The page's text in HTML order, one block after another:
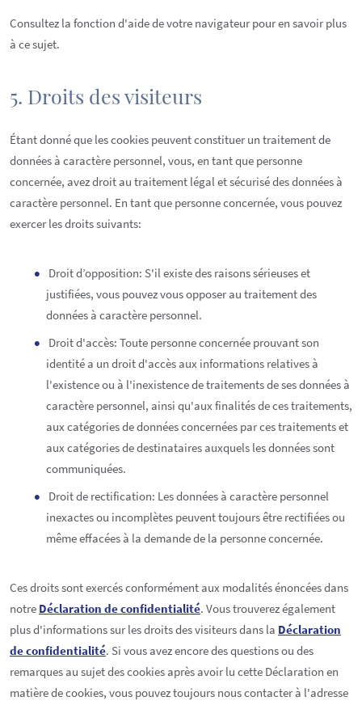
Consultez la fonction d'aide de votre navigateur pour en savoir plus
à ce sujet.
5. Droits des visiteurs
Étant donné que les cookies peuvent constituer un traitement de
données à caractère personnel, vous, en tant que personne
concernée, avez droit au traitement légal et sécurisé des données à
caractère personnel. En tant que personne concernée, vous pouvez
exercer les droits suivants:
Droit d’opposition: S'il existe des raisons sérieuses et
justifiées, vous pouvez vous opposer au traitement des
données à caractère personnel.
Droit d'accès: Toute personne concernée prouvant son
identité a un droit d'accès aux informations relatives à
l'existence ou à l'inexistence de traitements de ses données à
caractère personnel, ainsi qu'aux finalités de ces traitements,
aux catégories de données concernées par ces traitements et
aux catégories de destinataires auxquels les données sont
communiquées.
Droit de rectification: Les données à caractère personnel
inexactes ou incomplètes peuvent toujours être rectifiées ou
même effacées à la demande de la personne concernée.
Ces droits sont exercés conformément aux modalités énoncées dans
notre Déclaration de confidentialité. Vous trouverez également
plus d'informations sur les droits des visiteurs dans la Déclaration
de confidentialité. Si vous avez encore des questions ou des
remarques au sujet des cookies après avoir lu cette Déclaration en
matière de cookies, vous pouvez toujours nous contacter à l'adresse